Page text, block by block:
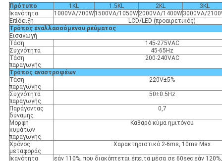
Πρότυπο 1KL 1.5KL 2KL
3KL
Ικανότητα
1000VA/700W1500VA/1050W2000VA/1400W3000VA/
Επίδειξη
LCD/LED (προαιρετικός)
Τρόπος εναλλασσόμενου ρεύματος
Εισαγωγή
Τάση
145-275VAC
Συχνότητα
45-65Hz
Τάση
παραγωγής
200-240VAC
Τρόπος αναστροφέων
Τάση
παραγωγής
220V±5%
Συχνότητα
παραγωγής
50±0.5Hz
Παράγοντας
δύναμης
0,7
Μορφή
κυμάτων
παραγωγής
Καθαρό κύμα ημιτόνου
Χρόνος
μεταφοράς
Χαρακτηριστικό 2-6ms, 10ms Max
Ικανότητα
εάν 110%, που διακόπτεται έπειτα μέσα σε 60sec εάν